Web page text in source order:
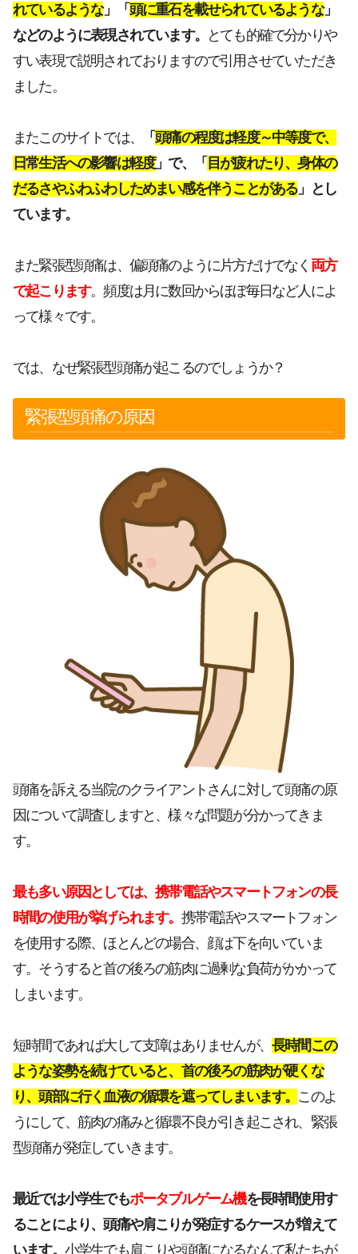
れているような」「頭に重石を載せられているような」
などのように表現されています。 とても的確で分かりや
すい表現で説明されておりますので引用させていただき
ました。
またこのサイトでは、 「頭痛の程度は軽度～中等度で、
日常生活への影響は軽度」で、「 目が疲れたり、身体の
だるさやふわふわしためまい感を伴うことがある」とし
ています。
また緊張型頭痛は、偏頭痛のように片方だけでなく 両方
で起こります。頻度は月に数回からほぼ毎日など人によ
って様々です。
では、なぜ緊張型頭痛が起こるのでしょうか？
緊張型頭痛の原因
頭痛を訴える当院のクライアントさんに対して頭痛の原
因について調査しますと、様々な問題が分かってきま
す。
最も多い原因としては、携帯電話やスマートフォンの長
時間の使用が挙げられます。 携帯電話やスマートフォン
を使用する際、ほとんどの場合、顔は下を向いていま
す。そうすると首の後ろの筋肉に過剰な負荷がかかって
しまいます。
短時間であれば大して支障はありませんが、 長時間この
ような姿勢を続けていると、首の後ろの筋肉が硬くな
り、頭部に行く血液の循環を遮ってしまいます。 このよ
うにして、筋肉の痛みと循環不良が引き起こされ、緊張
型頭痛が発症していきます。
最近では小学生でもポータブルゲーム機を長時間使用す
ることにより、頭痛や肩こりが発症するケースが増えて
います。 小学生でも肩こりや頭痛になるなんて私たちが